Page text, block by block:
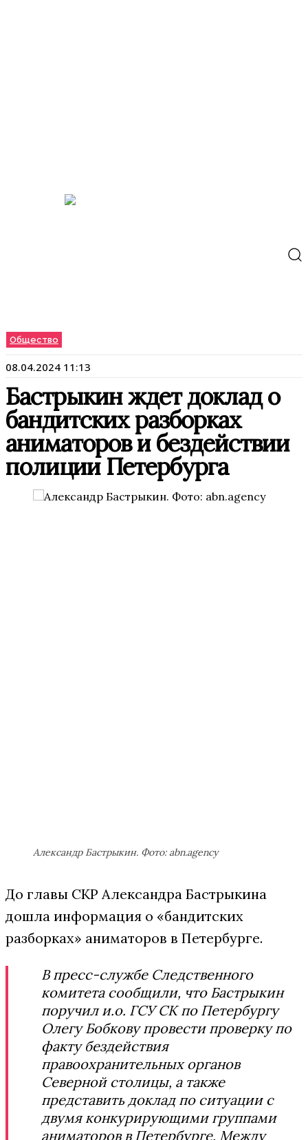
Общество
08.04.2024 11:13
Бастрыкин ждет доклад о
бандитских разборках
аниматоров и бездействии
полиции Петербурга
Александр Бастрыкин. Фото: abn.agency
До главы СКР Александра Бастрыкина
дошла информация о «бандитских
разборках» аниматоров в Петербурге.
В пресс-службе Следственного
комитета сообщили, что Бастрыкин
поручил и.о. ГСУ СК по Петербургу
Олегу Бобкову провести проверку по
факту бездействия
правоохранительных органов
Северной столицы, а также
представить доклад по ситуации с
двумя конкурирующими группами
аниматоров в Петербурге. Между